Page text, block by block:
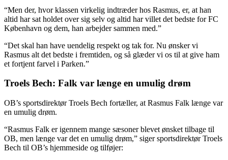
“Men der, hvor klassen virkelig indtræder hos Rasmus, er, at han
altid har sat holdet over sig selv og altid har villet det bedste for FC
København og dem, han arbejder sammen med.”
“Det skal han have uendelig respekt og tak for. Nu ønsker vi
Rasmus alt det bedste i fremtiden, og så glæder vi os til at give ham
et fortjent farvel i Parken.”
Troels Bech: Falk var længe en umulig drøm
OB’s sportsdirektør Troels Bech fortæller, at Rasmus Falk længe var
en umulig drøm.
“Rasmus Falk er igennem mange sæsoner blevet ønsket tilbage til
OB, men længe var det en umulig drøm,” siger sportsdirektør Troels
Bech til OB’s hjemmeside og tilføjer: